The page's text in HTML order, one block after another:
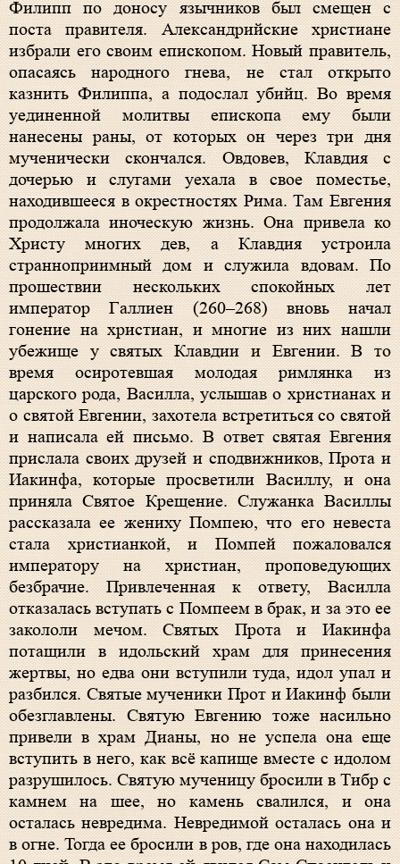
Филипп по доносу язычников был смещен с
поста правителя. Александрийские христиане
избрали его своим епископом. Новый правитель,
опасаясь народного гнева, не стал открыто
казнить Филиппа, а подослал убийц. Во время
уединенной молитвы епископа ему были
нанесены раны, от которых он через три дня
мученически скончался. Овдовев, Клавдия с
дочерью и слугами уехала в свое поместье,
находившееся в окрестностях Рима. Там Евгения
продолжала иноческую жизнь. Она привела ко
Христу многих дев, а Клавдия устроила
странноприимный дом и служила вдовам. По
прошествии нескольких спокойных лет
император Галлиен (260–268) вновь начал
гонение на христиан, и многие из них нашли
убежище у святых Клавдии и Евгении. В то
время осиротевшая молодая римлянка из
царского рода, Василла, услышав о христианах и
о святой Евгении, захотела встретиться со святой
и написала ей письмо. В ответ святая Евгения
прислала своих друзей и сподвижников, Прота и
Иакинфа, которые просветили Василлу, и она
приняла Святое Крещение. Служанка Василлы
рассказала ее жениху Помпею, что его невеста
стала христианкой, и Помпей пожаловался
императору на христиан, проповедующих
безбрачие. Привлеченная к ответу, Василла
отказалась вступать с Помпеем в брак, и за это ее
закололи мечом. Святых Прота и Иакинфа
потащили в идольский храм для принесения
жертвы, но едва они вступили туда, идол упал и
разбился. Святые мученики Прот и Иакинф были
обезглавлены. Святую Евгению тоже насильно
привели в храм Дианы, но не успела она еще
вступить в него, как всё капище вместе с идолом
разрушилось. Святую мученицу бросили в Тибр с
камнем на шее, но камень свалился, и она
осталась невредима. Невредимой осталась она и
в огне. Тогда ее бросили в ров, где она находилась